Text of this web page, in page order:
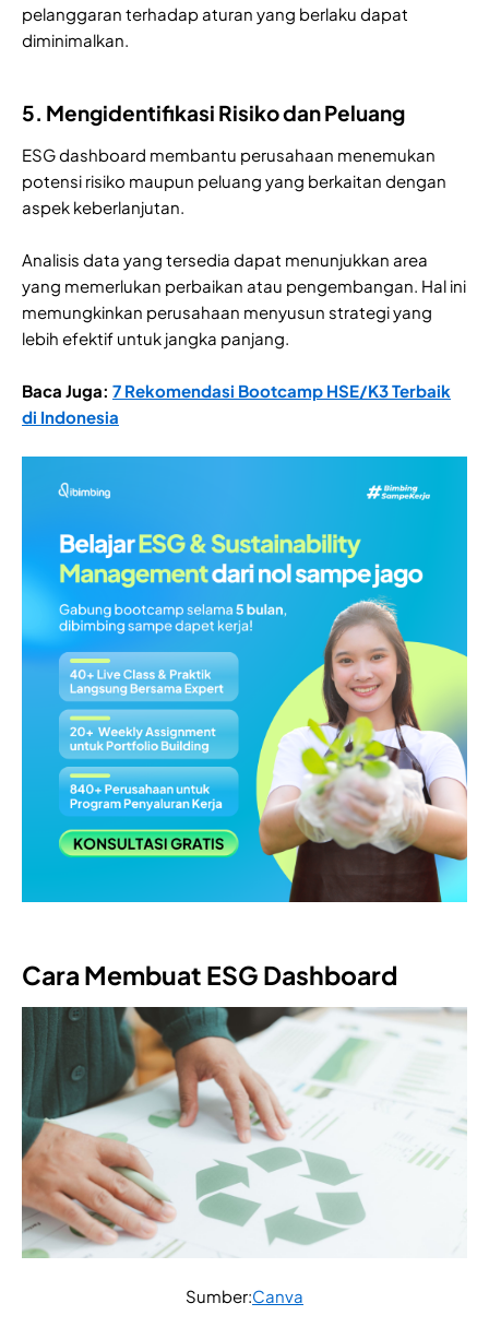
pelanggaran terhadap aturan yang berlaku dapat
diminimalkan.
5. Mengidentifikasi Risiko dan Peluang
ESG dashboard membantu perusahaan menemukan
potensi risiko maupun peluang yang berkaitan dengan
aspek keberlanjutan.
Analisis data yang tersedia dapat menunjukkan area
yang memerlukan perbaikan atau pengembangan. Hal ini
memungkinkan perusahaan menyusun strategi yang
lebih efektif untuk jangka panjang.
Baca Juga: 7 Rekomendasi Bootcamp HSE/K3 Terbaik
di Indonesia
Cara Membuat ESG Dashboard
Sumber:Canva